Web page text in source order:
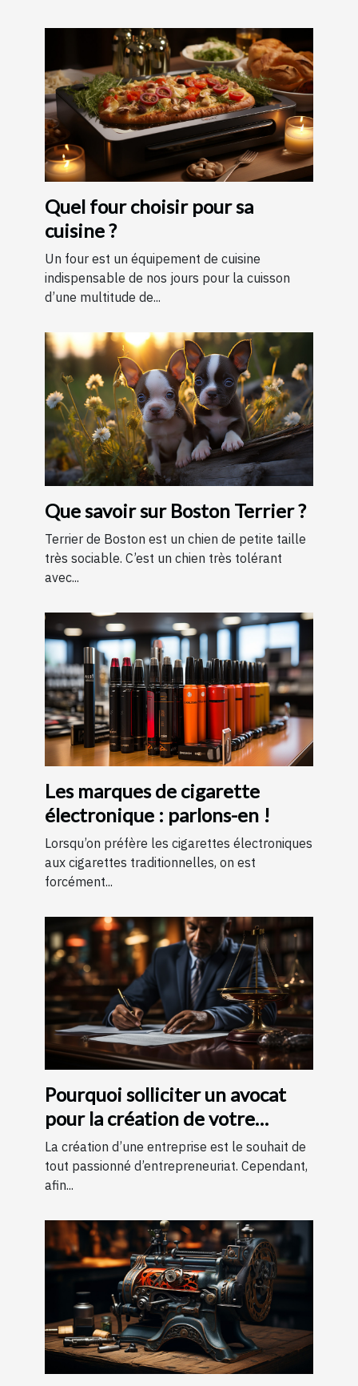
Quel four choisir pour sa
cuisine ?
Un four est un équipement de cuisine
indispensable de nos jours pour la cuisson
d’une multitude de...
Que savoir sur Boston Terrier ?
Terrier de Boston est un chien de petite taille
très sociable. C’est un chien très tolérant
avec...
Les marques de cigarette
électronique : parlons-en !
Lorsqu’on préfère les cigarettes électroniques
aux cigarettes traditionnelles, on est
forcément...
Pourquoi solliciter un avocat
pour la création de votre
entreprise ?
La création d’une entreprise est le souhait de
tout passionné d’entrepreneuriat. Cependant,
afin...